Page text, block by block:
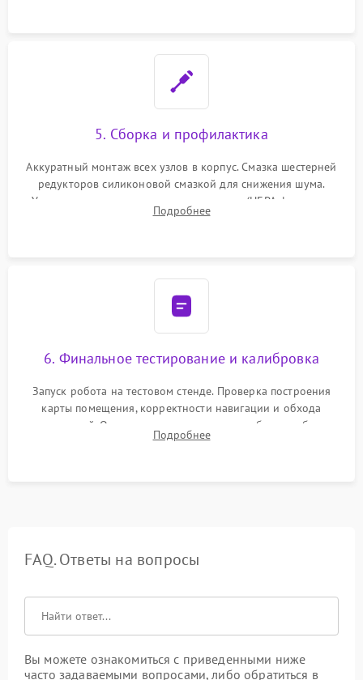
5. Сборка и профилактика
Аккуратный монтаж всех узлов в корпус. Смазка шестерней
редукторов силиконовой смазкой для снижения шума.
Установка новых расходных материалов (HEPA-фильтров,
микрофибры, щеток). Надежная фиксация разъемов и
Подробнее
6. Финальное тестирование и калибровка
Запуск робота на тестовом стенде. Проверка построения
карты помещения, корректности навигации и обхода
препятствий. Оценка силы всасывания и работы турбины.
Тестирование автоматического возврата на док-станцию и
Подробнее
FAQ. Ответы на вопросы
Вы можете ознакомиться с приведенными ниже
часто задаваемыми вопросами, либо обратиться в